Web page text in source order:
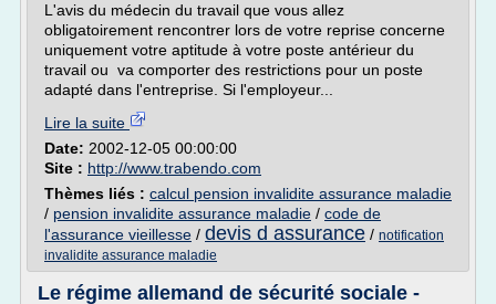
L'avis du médecin du travail que vous allez
obligatoirement rencontrer lors de votre reprise concerne
uniquement votre aptitude à votre poste antérieur du
travail ou va comporter des restrictions pour un poste
adapté dans l'entreprise. Si l'employeur...
Lire la suite
Date: 2002-12-05 00:00:00
Site : http://www.trabendo.com
Thèmes liés : calcul pension invalidite assurance maladie
/ pension invalidite assurance maladie / code de
l'assurance vieillesse / devis d assurance / notification
invalidite assurance maladie
Le régime allemand de sécurité sociale -